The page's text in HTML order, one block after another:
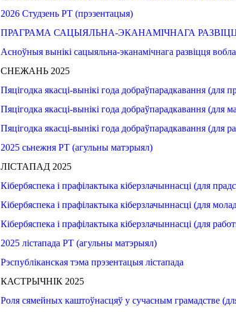
2026 Студзень РТ (прэзентацыя)
ПРАГРАМА САЦЫЯЛЬНА-ЭКАНАМІЧНАГА
Асноўныя вынікі сацыяльна-эканамічнага развіцця
СНЕЖАНЬ 2025
Пяцігодка якасці-вынікі года добраўпарадкавання (для
Пяцігодка якасці-вынікі года добраўпарадкавання (для
Пяцігодка якасці-вынікі года добраўпарадкавання (для
2025 сьнежня РТ (агульны матэрыял)
ЛІСТАПАД 2025
Кібербяспека і прафілактыка кіберзлачыннасці (для
Кібербяспека і прафілактыка кіберзлачыннасці (для
Кібербяспека і прафілактыка кіберзлачыннасці (для
2025 лістапада РТ (агульны матэрыял)
Рэспубліканская тэма прэзентацыя лістапада
КАСТРЫЧНІК 2025
Роля сямейных каштоўнасцяў у сучасным грамадстве (